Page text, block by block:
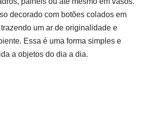
decorado com botões colados em
um ar de originalidade e
Essa é uma forma simples e
a objetos do dia a dia.